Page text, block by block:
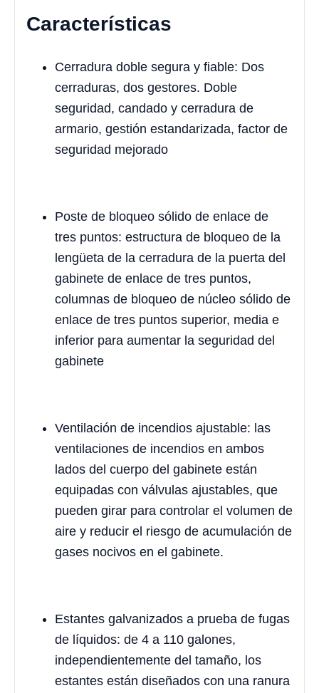
Características
Cerradura doble segura y fiable: Dos
cerraduras, dos gestores. Doble
seguridad, candado y cerradura de
armario, gestión estandarizada, factor de
seguridad mejorado
Poste de bloqueo sólido de enlace de
tres puntos: estructura de bloqueo de la
lengüeta de la cerradura de la puerta del
gabinete de enlace de tres puntos,
columnas de bloqueo de núcleo sólido de
enlace de tres puntos superior, media e
inferior para aumentar la seguridad del
gabinete
Ventilación de incendios ajustable: las
ventilaciones de incendios en ambos
lados del cuerpo del gabinete están
equipadas con válvulas ajustables, que
pueden girar para controlar el volumen de
aire y reducir el riesgo de acumulación de
gases nocivos en el gabinete.
Estantes galvanizados a prueba de fugas
de líquidos: de 4 a 110 galones,
independientemente del tamaño, los
estantes están diseñados con una ranura